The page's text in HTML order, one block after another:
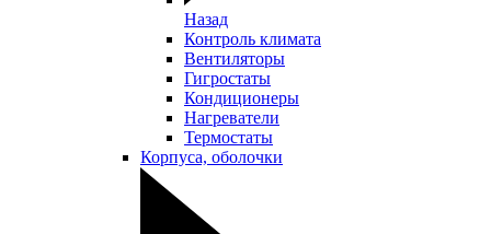
Назад
Контроль климата
Вентиляторы
Гигростаты
Кондиционеры
Нагреватели
Термостаты
Корпуса, оболочки